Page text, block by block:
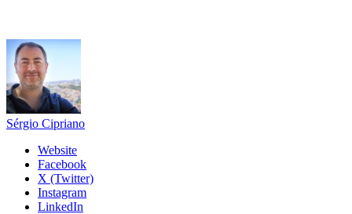
Sérgio Cipriano
Website
Facebook
X (Twitter)
Instagram
LinkedIn